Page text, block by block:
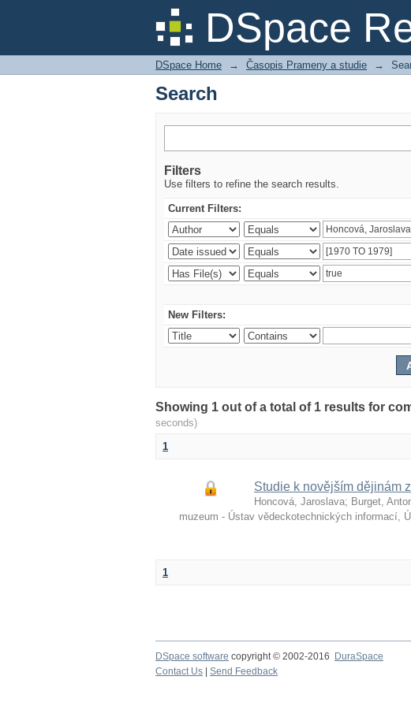
DSpace
Search
DSpace Home → Časopis Prameny a studie →
Search
Filters
Use filters to refine the search results.
Current Filters:
New Filters:
Showing 1 out of a total of 1 results for
seconds)
1
Studie k novějším dějinám
Honcová, Jaroslava; Burget,
muzeum - Ústav vědeckotechnických informací,
1
DSpace software copyright © 2002-2016 DuraSpace
Contact Us
Send Feedback